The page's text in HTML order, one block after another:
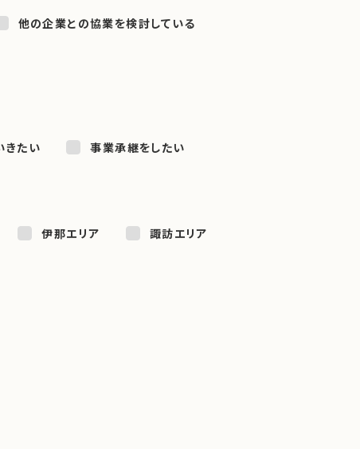
他の企業との協業を検討している
きたい 事業承継をしたい
伊那エリア 諏訪エリア